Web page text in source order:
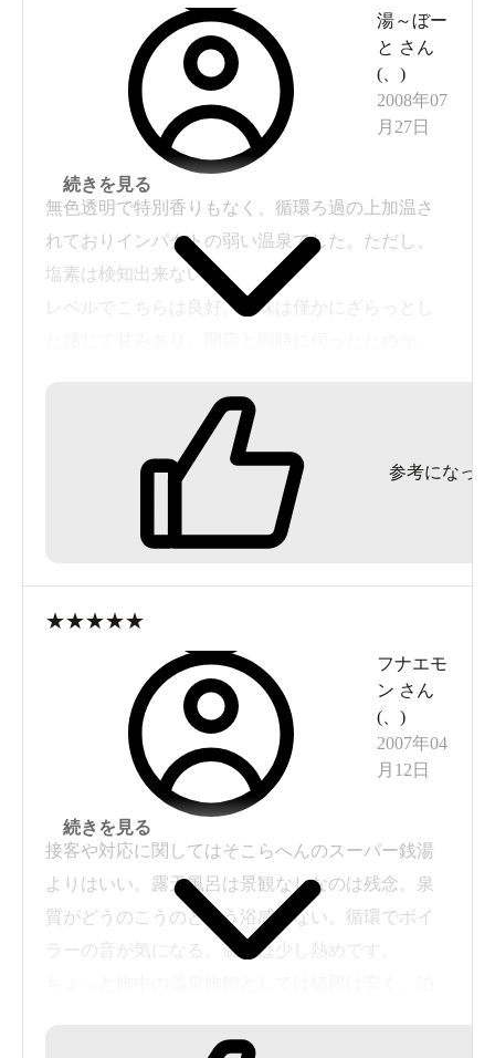
湯～ぼー
と さん
(
)
2008年07
月27日
無色透明で特別香りもなく、循環ろ過の上加温さ
れておりインパクトの弱い温泉でした。ただし、
塩素は検知出来ない
レベルでこちらは良好。お味は僅かにざらっとし
打たせ湯は使用出来ない状態でした。内湯の他露
天もあったのですが、高い塀に阻まれ景色は見え
露天の片方は道路で時折通る車の走行音が、そし
てもう片側からはボイラー音が聞こえてきてあま
まっており、
掃除はどうななのかな？と思える点もありまし
続きを見る
参考になった
★★★★★
フナエモ
ン さん
(
)
2007年04
月12日
接客や対応に関してはそこらへんのスーパー銭湯
よりはいい。露天風呂は景観なしなのは残念。泉
質がどうのこうのと言う浴感もない。循環でボイ
ラーの音が気になる。温度は少し熱めです。
があり。飲むには口当たりがいいかもしれない。
続きを見る